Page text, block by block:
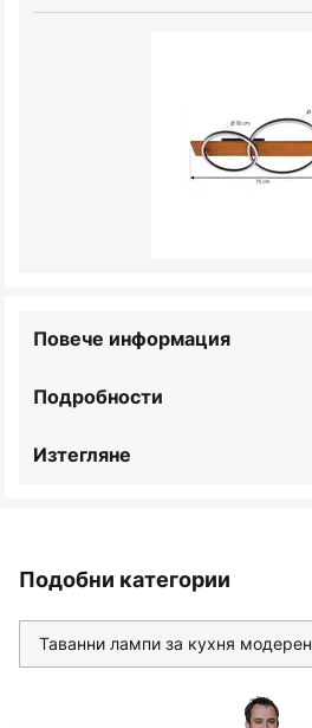
Подробности
Повече информация
Изтегляне
Подобни категории
Таванни лампи за кухня модерен